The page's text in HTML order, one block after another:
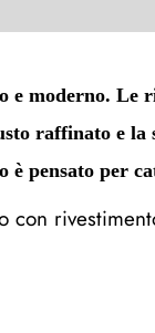
moderno. Le
raffinato e
pensato per